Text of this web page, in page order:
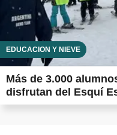
EDUCACIÓN Y NIEVE
Más de 3.000
disfrutan del Esquí